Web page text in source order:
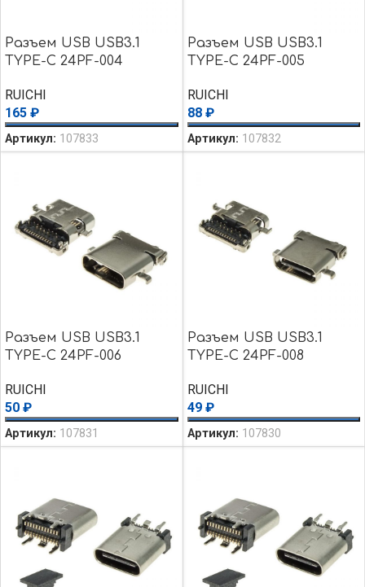
Разъем USB USB3.1
TYPE-C 24PF-004
RUICHI
165 ₽
Артикул: 107833
Разъем USB USB3.1
TYPE-C 24PF-005
RUICHI
88 ₽
Артикул: 107832
Разъем USB USB3.1
TYPE-C 24PF-006
RUICHI
50 ₽
Артикул: 107831
Разъем USB USB3.1
TYPE-C 24PF-008
RUICHI
49 ₽
Артикул: 107830